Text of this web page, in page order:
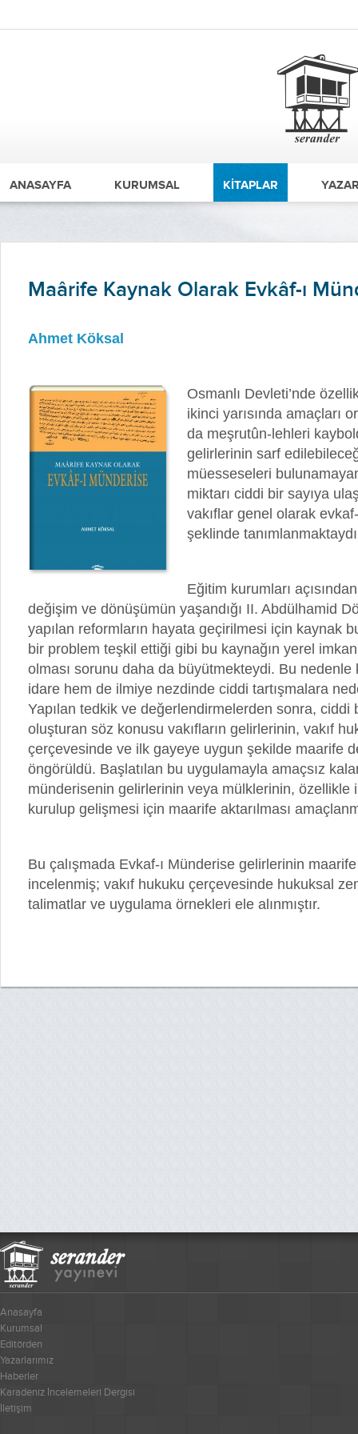
ANASAYFA KURUMSAL KİTAPLAR
Maârife Kaynak Olarak Evkâf-ı
Ahmet Köksal
Osmanlı Devleti’nde
ikinci yarısında amaçları
da meşrutûn-lehleri
gelirlerinin sarf
müesseseleri
miktarı ciddi bir sayıya
vakıflar genel olarak
şeklinde
Eğitim kurumları
değişim ve dönüşümün yaşandığı II. Abdülhamid
yapılan reformların hayata geçirilmesi için kaynak
bir problem teşkil ettiği gibi bu kaynağın yerel
olması sorunu daha da büyütmekteydi. Bu nedenle
idare hem de ilmiye nezdinde ciddi tartışmalara
Yapılan tedkik ve değerlendirmelerden sonra, ciddi
oluşturan söz konusu vakıfların gelirlerinin, vakıf
çerçevesinde ve ilk gayeye uygun şekilde maarife
öngörüldü. Başlatılan bu uygulamayla amaçsız
münderisenin gelirlerinin veya mülklerinin, özellikle
kurulup gelişmesi için maarife aktarılması
Bu çalışmada Evkaf-ı Münderise gelirlerinin
incelenmiş; vakıf hukuku çerçevesinde hukuksal
talimatlar ve uygulama örnekleri ele alınmıştır.
Anasayfa
Kurumsal
Editörden
Yazarlarımız
Haberler
Karadeniz İncelemeleri Dergisi
İletişim